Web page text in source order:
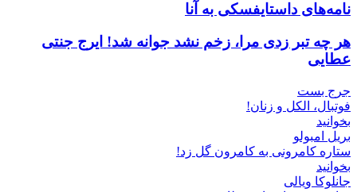
نامه‌های داستایفسکی به آنا
هر چه تبر زدی مرا، زخم نشد جوانه شد! ایرج جنتی
عطایی
جرج بست
فوتبال، الکل و زنان!
بخوانید
بریل امبولو
ستاره کامرونی به کامرون گل زد!
بخوانید
جانلوکا ویالی